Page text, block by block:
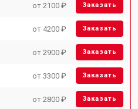
от 2100 ₽ Заказать
от 4200 ₽ Заказать
от 2900 ₽ Заказать
от 3300 ₽ Заказать
от 2800 ₽ Заказать